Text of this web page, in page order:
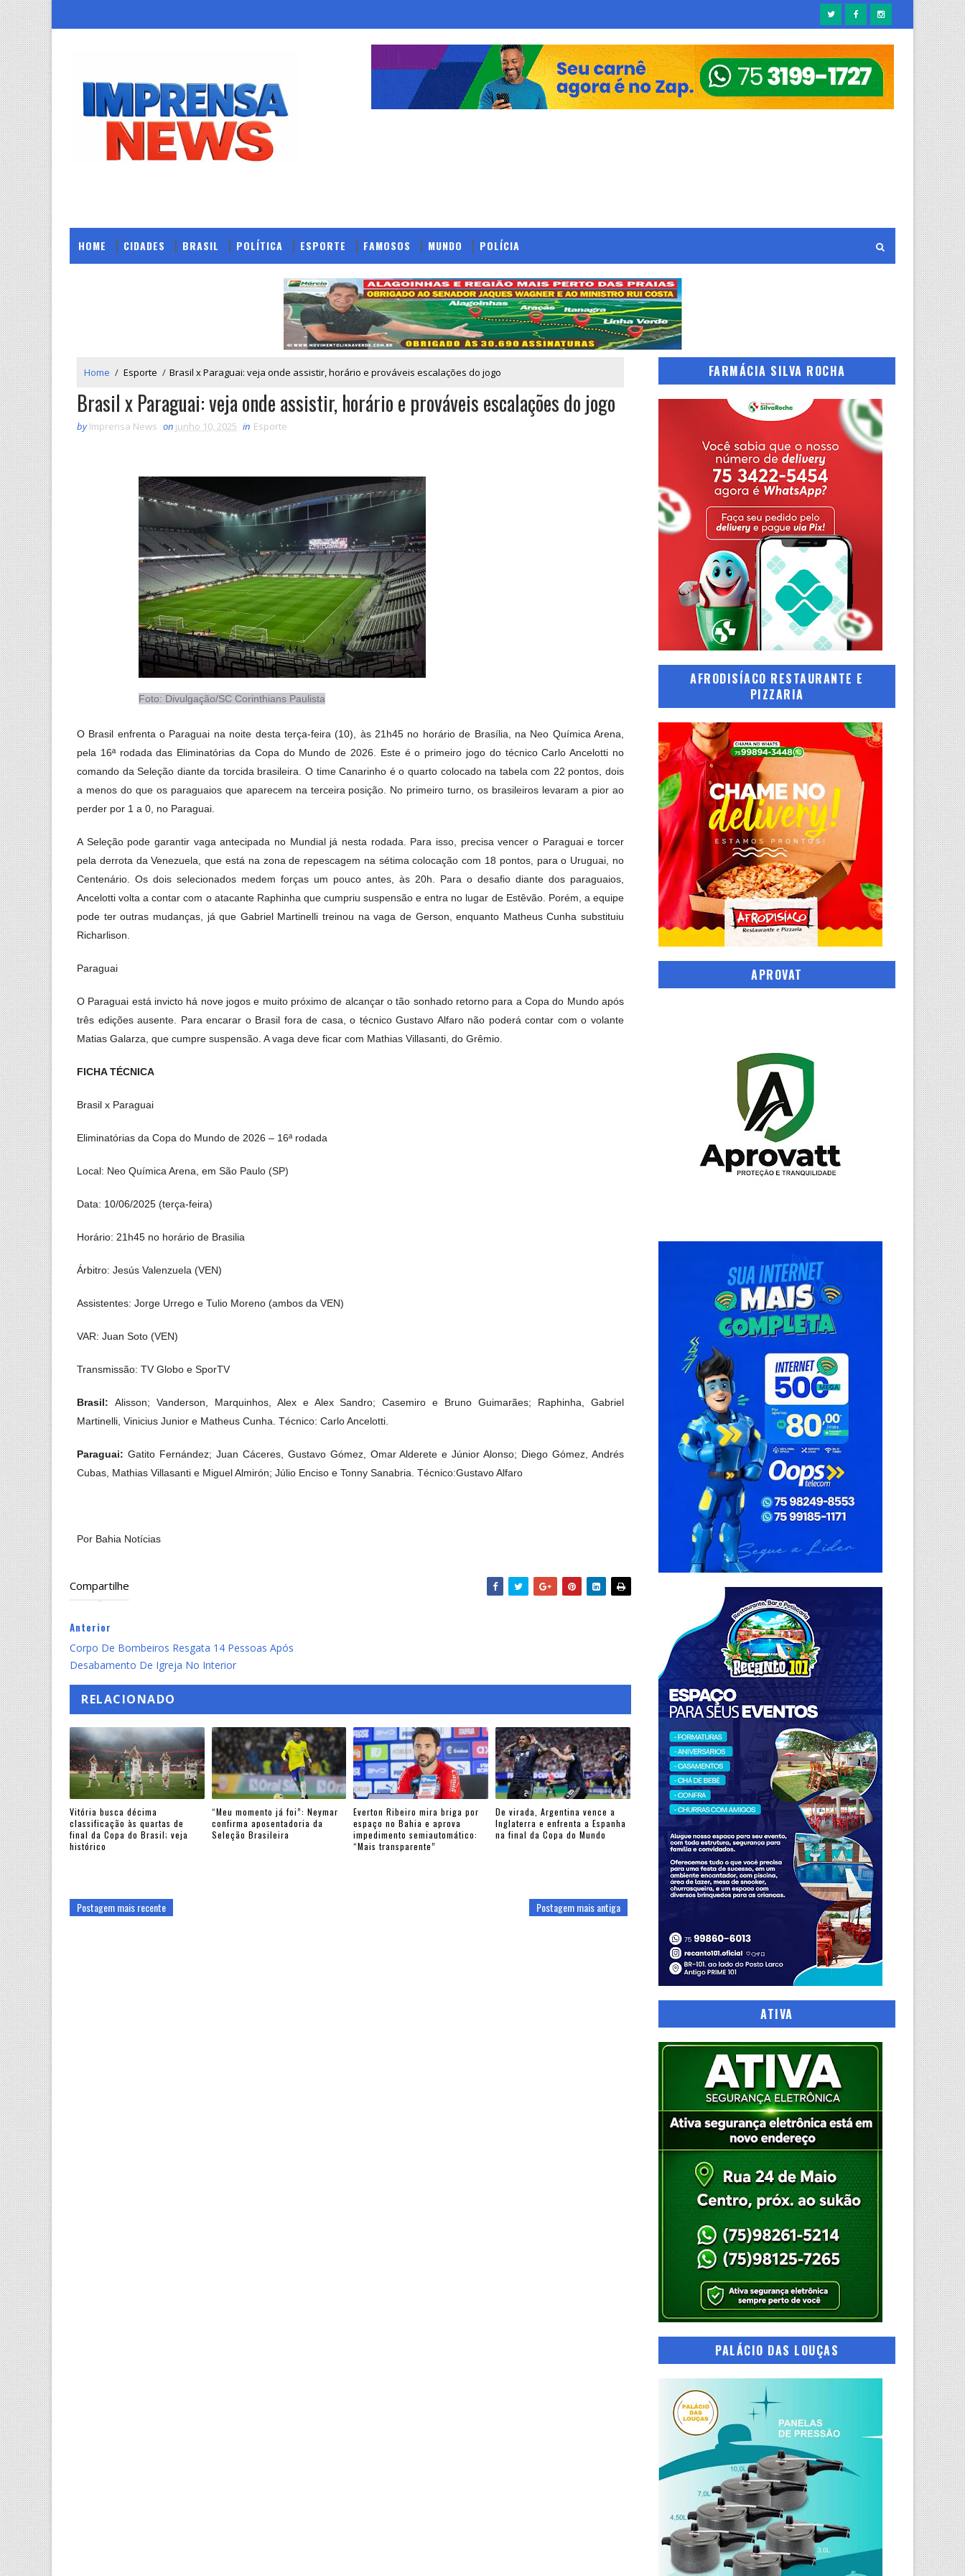
HOME CIDADES BRASIL POLÍTICA ESPORTE FAMOSOS MUNDO POLÍCIA
Home / Esporte / Brasil x Paraguai: veja onde assistir, horário e prováveis escalações do jogo
Brasil x Paraguai: veja onde assistir, horário e prováveis escalações do jogo
by Imprensa News on junho 10, 2025 in Esporte
Foto: Divulgação/SC Corinthians Paulista
O Brasil enfrenta o Paraguai na noite desta terça-feira (10), às 21h45 no horário de Brasília, na Neo Química Arena,
pela 16ª rodada das Eliminatórias da Copa do Mundo de 2026. Este é o primeiro jogo do técnico Carlo Ancelotti no
comando da Seleção diante da torcida brasileira. O time Canarinho é o quarto colocado na tabela com 22 pontos, dois
a menos do que os paraguaios que aparecem na terceira posição. No primeiro turno, os brasileiros levaram a pior ao
perder por 1 a 0, no Paraguai.
A Seleção pode garantir vaga antecipada no Mundial já nesta rodada. Para isso, precisa vencer o Paraguai e torcer
pela derrota da Venezuela, que está na zona de repescagem na sétima colocação com 18 pontos, para o Uruguai, no
Centenário. Os dois selecionados medem forças um pouco antes, às 20h. Para o desafio diante dos paraguaios,
Ancelotti volta a contar com o atacante Raphinha que cumpriu suspensão e entra no lugar de Estêvão. Porém, a equipe
pode ter outras mudanças, já que Gabriel Martinelli treinou na vaga de Gerson, enquanto Matheus Cunha substituiu
Richarlison.
Paraguai
O Paraguai está invicto há nove jogos e muito próximo de alcançar o tão sonhado retorno para a Copa do Mundo após
três edições ausente. Para encarar o Brasil fora de casa, o técnico Gustavo Alfaro não poderá contar com o volante
Matias Galarza, que cumpre suspensão. A vaga deve ficar com Mathias Villasanti, do Grêmio.
FICHA TÉCNICA
Brasil x Paraguai
Eliminatórias da Copa do Mundo de 2026 – 16ª rodada
Local: Neo Química Arena, em São Paulo (SP)
Data: 10/06/2025 (terça-feira)
Horário: 21h45 no horário de Brasilia
Árbitro: Jesús Valenzuela (VEN)
Assistentes: Jorge Urrego e Tulio Moreno (ambos da VEN)
VAR: Juan Soto (VEN)
Transmissão: TV Globo e SporTV
Brasil:
Alisson; Vanderson, Marquinhos, Alex e Alex Sandro; Casemiro e Bruno Guimarães; Raphinha, Gabriel
Martinelli, Vinicius Junior e Matheus Cunha. Técnico: Carlo Ancelotti.
Paraguai: Gatito Fernández; Juan Cáceres, Gustavo Gómez, Omar Alderete e Júnior Alonso; Diego Gómez, Andrés
Cubas, Mathias Villasanti e Miguel Almirón; Júlio Enciso e Tonny Sanabria. Técnico:Gustavo Alfaro
Por Bahia Notícias
Compartilhe
Anterior
Corpo De Bombeiros Resgata 14 Pessoas Após
Desabamento De Igreja No Interior
RELACIONADO
Vitória busca décima
classificação às quartas de
final da Copa do Brasil; veja
histórico
“Meu momento já foi”: Neymar
confirma aposentadoria da
Seleção Brasileira
Everton Ribeiro mira briga por
espaço no Bahia e aprova
impedimento semiautomático:
“Mais transparente”
De virada, Argentina vence a
Inglaterra e enfrenta a Espanha
na final da Copa do Mundo
Postagem mais recente Postagem mais antiga
FARMÁCIA SILVA ROCHA
AFRODISÍACO RESTAURANTE E
PIZZARIA
APROVAT
ATIVA
PALÁCIO DAS LOUÇAS